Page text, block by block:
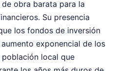
obra barata para la
Su presencia
los fondos de inversión
exponencial de los
local que